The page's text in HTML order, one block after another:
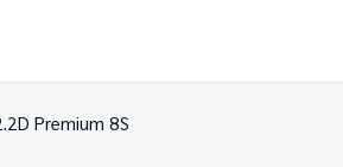
Premium 8S​